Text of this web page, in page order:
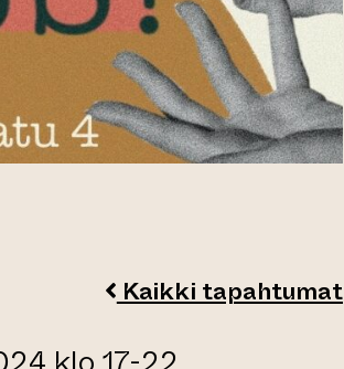
Kaikki tapahtumat